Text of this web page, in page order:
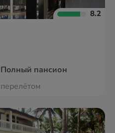
8.2
Полный пансион